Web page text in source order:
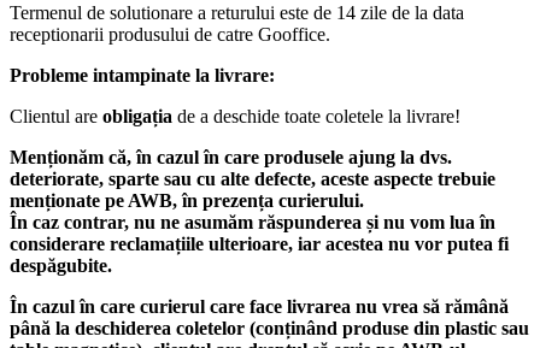
Termenul de solutionare a returului este de 14 zile de la data
receptionarii produsului de catre Gooffice.
Probleme intampinate la livrare:
Clientul are obligația de a deschide toate coletele la livrare!
Menționăm că, în cazul în care produsele ajung la dvs.
deteriorate, sparte sau cu alte defecte, aceste aspecte trebuie
menționate pe AWB, în prezența curierului.
În caz contrar, nu ne asumăm răspunderea și nu vom lua în
considerare reclamațiile ulterioare, iar acestea nu vor putea fi
despăgubite.
În cazul în care curierul care face livrarea nu vrea să rămână
până la deschiderea coletelor (conținând produse din plastic sau